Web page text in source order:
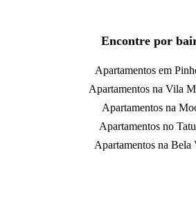
Encontre por
Apartamentos em
Apartamentos na Vila
Apartamentos na
Apartamentos no
Apartamentos na Bela